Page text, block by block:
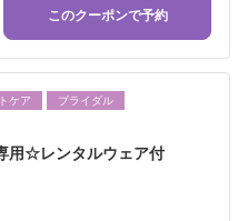
このクーポンで予約
ケア
ブライダル
用☆レンタルウェア付